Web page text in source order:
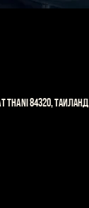
Thani 84320, Таиланд